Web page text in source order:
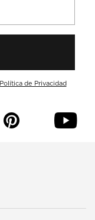
Política de Privacidad
p y